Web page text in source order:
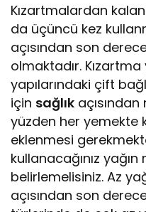
Kızartmalardan kalan
da üçüncü kez
açısından son
olmaktadır.
yapılarındaki çift
için sağlık
yüzden her yemekte
eklenmesi
kullanacağınız yağın
belirlemelisiniz. Az
açısından son